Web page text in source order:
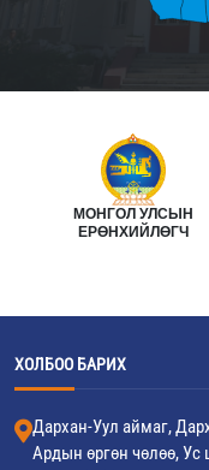
МОНГОЛ УЛСЫН
ЕРӨНХИЙЛӨГЧ
ХОЛБОО БАРИХ
Дархан-Уул аймаг,
Ардын өргөн чөлөө, Ус